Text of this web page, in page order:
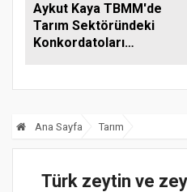
Aykut Kaya TBMM'de
Tarım Sektöründeki
Konkordatoları
Ana Sayfa Tarım
Türk zeytin ve